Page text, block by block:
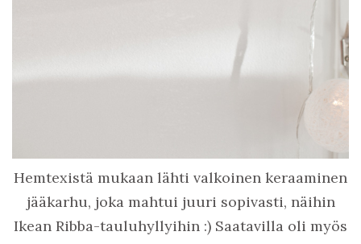
Hemtexistä mukaan lähti valkoinen keraaminen
jääkarhu, joka mahtui juuri sopivasti, näihin
Ikean Ribba-tauluhyllyihin :) Saatavilla oli myös